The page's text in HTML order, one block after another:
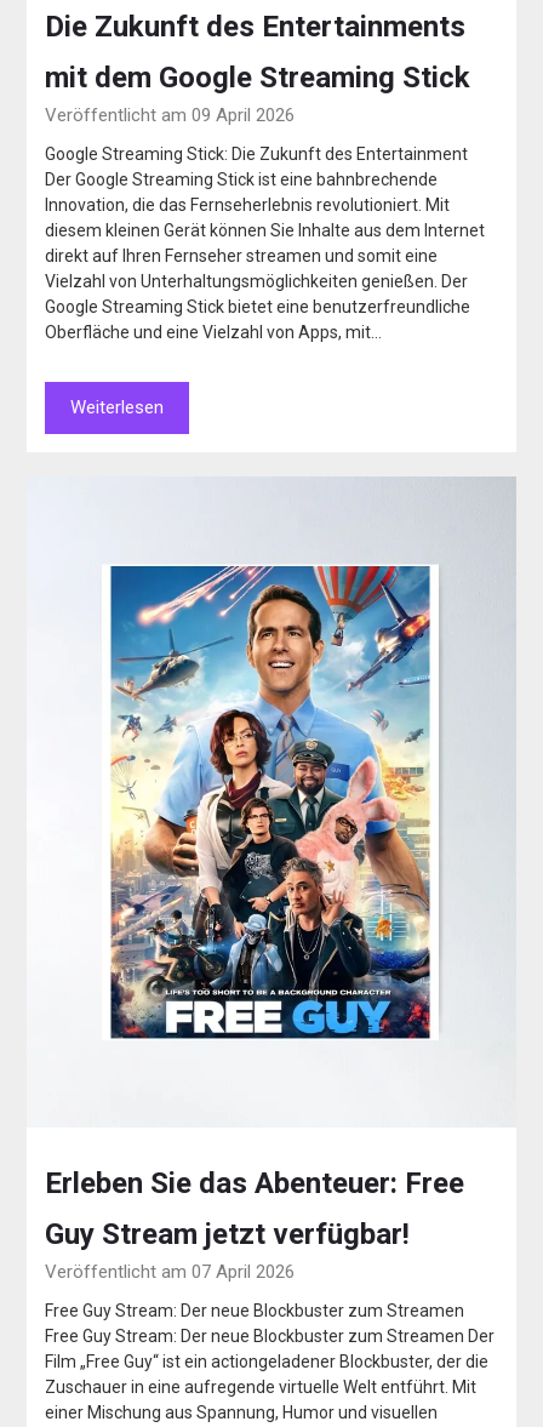
Die Zukunft des Entertainments
mit dem Google Streaming Stick
Veröffentlicht am 09 April 2026
Google Streaming Stick: Die Zukunft des Entertainment
Der Google Streaming Stick ist eine bahnbrechende
Innovation, die das Fernseherlebnis revolutioniert. Mit
diesem kleinen Gerät können Sie Inhalte aus dem Internet
direkt auf Ihren Fernseher streamen und somit eine
Vielzahl von Unterhaltungsmöglichkeiten genießen. Der
Google Streaming Stick bietet eine benutzerfreundliche
Oberfläche und eine Vielzahl von Apps, mit…
Weiterlesen
Erleben Sie das Abenteuer: Free
Guy Stream jetzt verfügbar!
Veröffentlicht am 07 April 2026
Free Guy Stream: Der neue Blockbuster zum Streamen
Free Guy Stream: Der neue Blockbuster zum Streamen Der
Film „Free Guy“ ist ein actiongeladener Blockbuster, der die
Zuschauer in eine aufregende virtuelle Welt entführt. Mit
einer Mischung aus Spannung, Humor und visuellen